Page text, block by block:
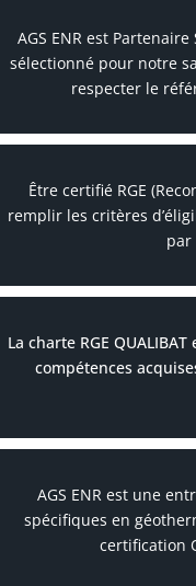
AGS ENR est
sélectionné pour notre
respecter le
Être certifié RGE
remplir les critères
par
La charte RGE
compétences
AGS ENR est une
spécifiques en
certification